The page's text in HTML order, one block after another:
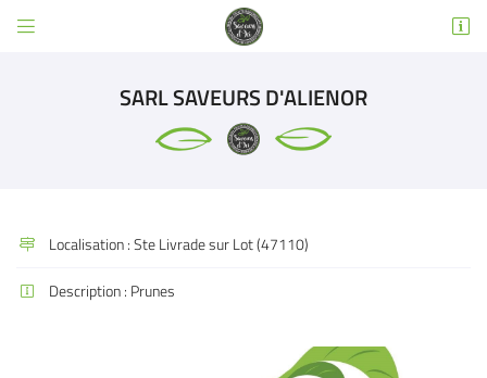
 
05 32 02 49 63SARL SAVEURS D'ALIENOR
 Localisation :Ste Livrade sur Lot (47110)
 Description : Prunes